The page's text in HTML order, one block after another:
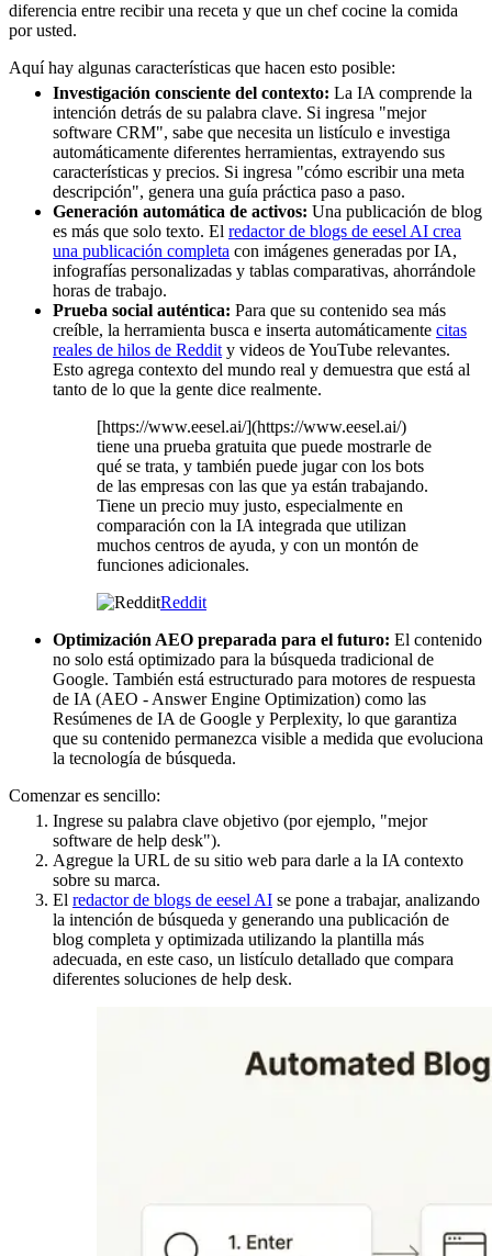
diferencia entre recibir una receta y que un chef cocine la comida
por usted.
Aquí hay algunas características que hacen esto posible:
Investigación consciente del contexto: La IA comprende la
intención detrás de su palabra clave. Si ingresa "mejor
software CRM", sabe que necesita un listículo e investiga
automáticamente diferentes herramientas, extrayendo sus
características y precios. Si ingresa "cómo escribir una meta
descripción", genera una guía práctica paso a paso.
Generación automática de activos: Una publicación de blog
es más que solo texto. El redactor de blogs de eesel AI crea
una publicación completa con imágenes generadas por IA,
infografías personalizadas y tablas comparativas, ahorrándole
horas de trabajo.
Prueba social auténtica: Para que su contenido sea más
creíble, la herramienta busca e inserta automáticamente citas
reales de hilos de Reddit y videos de YouTube relevantes.
Esto agrega contexto del mundo real y demuestra que está al
tanto de lo que la gente dice realmente.
[https://www.eesel.ai/](https://www.eesel.ai/)
tiene una prueba gratuita que puede mostrarle de
qué se trata, y también puede jugar con los bots
de las empresas con las que ya están trabajando.
Tiene un precio muy justo, especialmente en
comparación con la IA integrada que utilizan
muchos centros de ayuda, y con un montón de
funciones adicionales.
Reddit
Optimización AEO preparada para el futuro: El contenido
no solo está optimizado para la búsqueda tradicional de
Google. También está estructurado para motores de respuesta
de IA (AEO - Answer Engine Optimization) como las
Resúmenes de IA de Google y Perplexity, lo que garantiza
que su contenido permanezca visible a medida que evoluciona
la tecnología de búsqueda.
Comenzar es sencillo:
Ingrese su palabra clave objetivo (por ejemplo, "mejor
software de help desk").
Agregue la URL de su sitio web para darle a la IA contexto
sobre su marca.
El redactor de blogs de eesel AI se pone a trabajar, analizando
la intención de búsqueda y generando una publicación de
blog completa y optimizada utilizando la plantilla más
adecuada, en este caso, un listículo detallado que compara
diferentes soluciones de help desk.